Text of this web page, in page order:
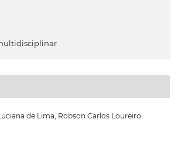
de Lima, Robson Carlos Loureiro